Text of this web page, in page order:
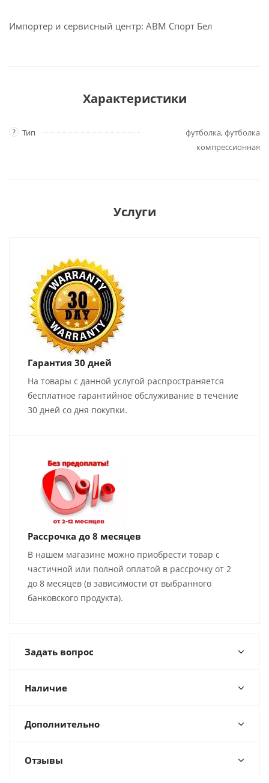
Импортер и сервисный центр: АВМ Спорт Бел
Характеристики
? Тип
футболка, футболка
компрессионная
Услуги
Гарантия 30 дней
На товары с данной услугой распространяется
бесплатное гарантийное обслуживание в течение
30 дней со дня покупки.
Рассрочка до 8 месяцев
В нашем магазине можно приобрести товар с
частичной или полной оплатой в рассрочку от 2
до 8 месяцев (в зависимости от выбранного
банковского продукта).
Задать вопрос
Наличие
Дополнительно
Отзывы